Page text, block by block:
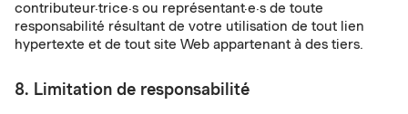
contributeur·trice·s ou représentant·e·s de toute
responsabilité résultant de votre utilisation de tout lien
hypertexte et de tout site Web appartenant à des tiers.
8. Limitation de responsabilité